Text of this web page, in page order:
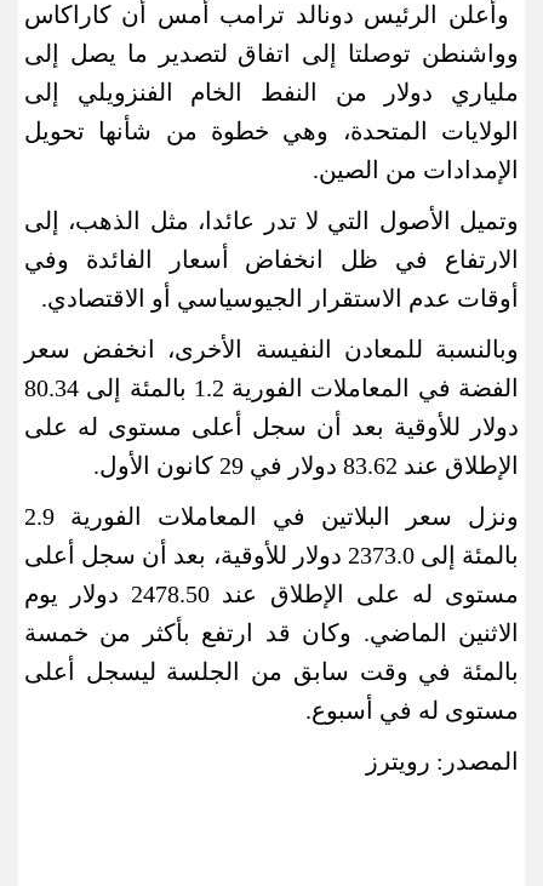
وأعلن الرئيس دونالد ترامب أمس أن كاراكاس
وواشنطن توصلتا إلى اتفاق لتصدير ما يصل إلى
ملياري دولار من النفط الخام الفنزويلي إلى
الولايات المتحدة، وهي خطوة من شأنها تحويل
الإمدادات من الصين.
وتميل الأصول التي لا تدر عائدا، مثل الذهب، إلى
الارتفاع في ظل انخفاض أسعار الفائدة وفي
أوقات عدم الاستقرار الجيوسياسي أو الاقتصادي.
وبالنسبة للمعادن النفيسة الأخرى، انخفض سعر
الفضة في المعاملات الفورية 1.2 بالمئة إلى 80.34
دولار للأوقية بعد أن سجل أعلى مستوى له على
الإطلاق عند 83.62 دولار في 29 كانون الأول
.
ونزل سعر البلاتين في المعاملات الفورية 2.9
بالمئة إلى 2373.0 دولار للأوقية، بعد أن سجل أعلى
مستوى له على الإطلاق عند 2478.50 دولار يوم
الاثنين الماضي. وكان قد ارتفع بأكثر من خمسة
بالمئة في وقت سابق من الجلسة ليسجل أعلى
مستوى له في أسبوع.
المصدر: رويترز